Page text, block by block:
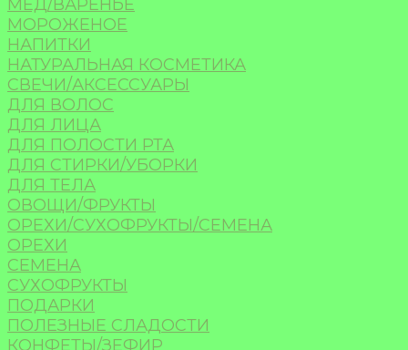
МЁД/ВАРЕНЬЕ
МОРОЖЕНОЕ
НАПИТКИ
НАТУРАЛЬНАЯ КОСМЕТИКА
СВЕЧИ/АКСЕССУАРЫ
ДЛЯ ВОЛОС
ДЛЯ ЛИЦА
ДЛЯ ПОЛОСТИ РТА
ДЛЯ СТИРКИ/УБОРКИ
ДЛЯ ТЕЛА
ОВОЩИ/ФРУКТЫ
ОРЕХИ/СУХОФРУКТЫ/СЕМЕНА
ОРЕХИ
СЕМЕНА
СУХОФРУКТЫ
ПОДАРКИ
ПОЛЕЗНЫЕ СЛАДОСТИ
КОНФЕТЫ/ЗЕФИР